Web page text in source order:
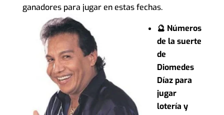
ganadores para jugar en estas fechas.
🔮 Números
de la suerte
de
Diomedes
Díaz para
jugar
lotería y